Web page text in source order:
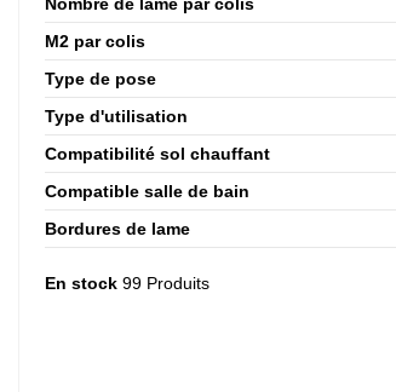
Nombre de lame par colis
M2 par colis
Type de pose
Type d'utilisation
Compatibilité sol chauffant
Compatible salle de bain
Bordures de lame
En stock 99 Produits